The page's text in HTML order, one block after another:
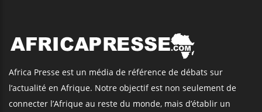
Africa Presse est un média de référence de débats sur
l’actualité en Afrique. Notre objectif est non seulement de
connecter l’Afrique au reste du monde, mais d’établir un